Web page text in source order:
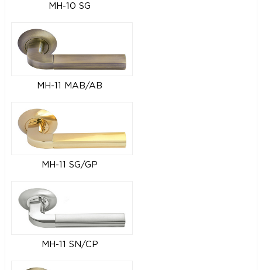
MH-10 SG
MH-11 MAB/AB
MH-11 SG/GP
MH-11 SN/CP